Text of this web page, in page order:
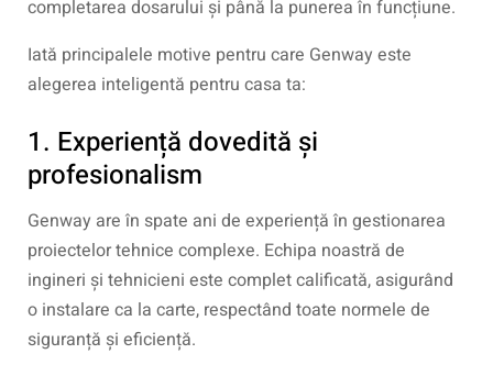
completarea dosarului și până la punerea în funcțiune.
Iată principalele motive pentru care Genway este
alegerea inteligentă pentru casa ta:
1. Experiență dovedită și
profesionalism
Genway are în spate ani de experiență în gestionarea
proiectelor tehnice complexe. Echipa noastră de
ingineri și tehnicieni este complet calificată, asigurând
o instalare ca la carte, respectând toate normele de
siguranță și eficiență.